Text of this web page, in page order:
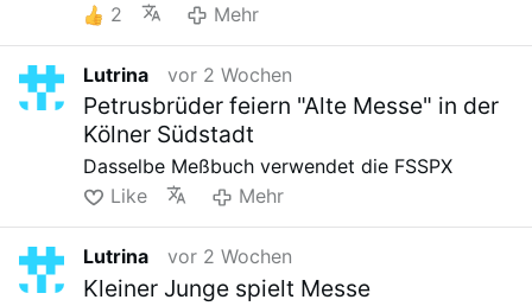
2
Mehr
Lutrina vor 2 Wochen
Petrusbrüder feiern "Alte Messe" in der
Kölner Südstadt
Dasselbe Meßbuch verwendet die FSSPX
Like
Mehr
Lutrina vor 2 Wochen
Kleiner Junge spielt Messe